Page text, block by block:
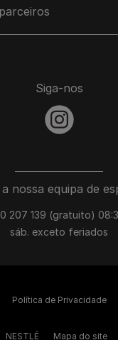
nossa equipa de
207 139 (gratuito)
sáb. exceto feriados
Siga-nos
instagram
Política de Privacidade
NESTLÉ Mapa do site